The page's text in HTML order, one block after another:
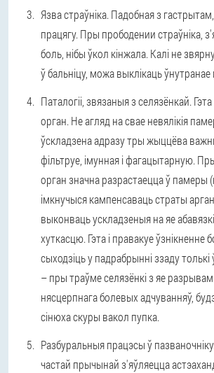
Язва страўніка. Падобная з
працягу. Пры прободении страўніка,
боль, нібы ўкол кінжала. Калі не
ў бальніцу, можа выклікаць
Паталогіі, звязаныя з селязёнкай.
орган. Не агляд на свае невялікія
ўскладзена адразу тры жыццёва
фільтруе, імунная і фагацытарную.
орган значна разрастаецца ў памеры
імкнучыся кампенсаваць страты
выконваць ускладзеныя на яе
хуткасцю. Гэта і правакуе ўзнікненне
сыходзіць у падрабрынні ззаду
– пры траўме селязёнкі з яе
нясцерпнага болевых адчуванняў,
сінюха скуры вакол пупка.
Разбуральныя працэсы ў пазваночніку.
частай прычынай з'яўляецца